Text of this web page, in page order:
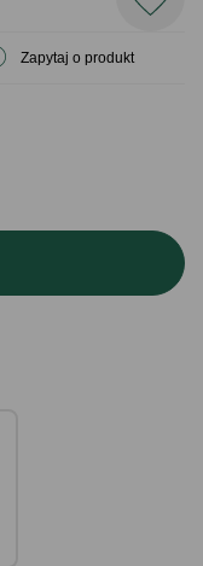
Zapytaj o produkt